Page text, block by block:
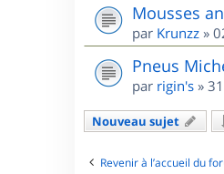
Mousses
par Krunzz »
Pneus
par rigin's »
Nouveau sujet
Revenir à l’accueil du